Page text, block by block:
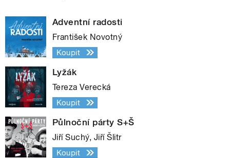
Adventní radosti
František Novotný
Koupit
Lyžák
Tereza Verecká
Koupit
Půlnoční párty S+Š
Jiří Suchý, Jiří Šlitr
Koupit